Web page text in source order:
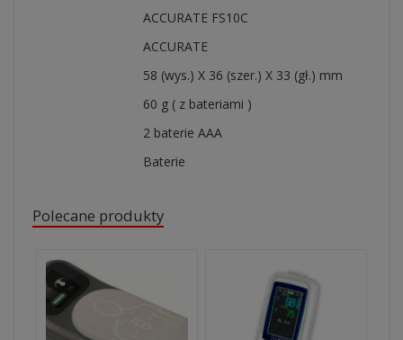
ACCURATE FS10C
ACCURATE
58 (wys.) X 36 (szer.) X 33 (gł.) mm
60 g ( z bateriami )
2 baterie AAA
Baterie
Polecane produkty